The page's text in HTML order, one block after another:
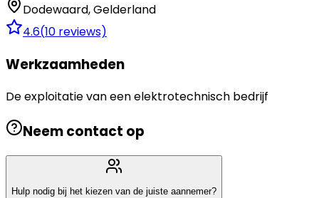
Dodewaard,Gelderland
4.6(10 reviews)
Werkzaamheden
De exploitatie van een elektrotechnisch bedrijf
Neem contact op
Hulp nodig bij het kiezen van de juiste aannemer?